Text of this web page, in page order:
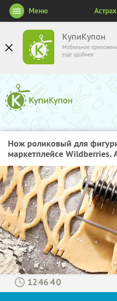
КупиКупон
Мобильное
ещё удобнее
Меню
Нож роликовый для
маркетплейсе Wildberries.
: :